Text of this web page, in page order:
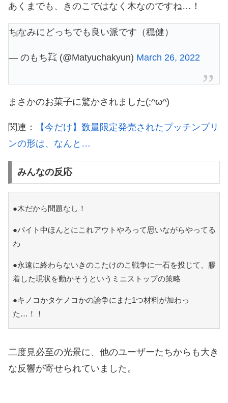
あくまでも、きのこではなく木なのですね…！
ちなみにどっちでも良い派です（穏健）
— のもち㌠ (@Matyuchakyun) March 26, 2022
まさかのお菓子に驚かされました(;^ω^)
関連：
【今だけ】数量限定発売されたプッチンプリ
ンの形は、なんと…
みんなの反応
●木だから問題なし！
●バイト中ほんとにこれアウトやろって思いながらやってる
わ
●永遠に終わらないきのこたけのこ戦争に一石を投じて、膠
着した現状を動かそうというミニストップの策略
●キノコかタケノコかの論争にまた1つ材料が加わっ
た…！！
二度見必至の光景に、他のユーザーたちからも大き
な反響が寄せられていました。